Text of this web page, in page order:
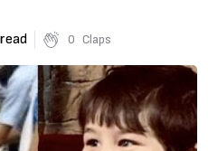
0 Claps